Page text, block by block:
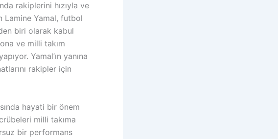
rakiplerini hızıyla ve
Lamine Yamal, futbol
biri olarak kabul
ve milli takım
Yamal’ın yanına
rakipler için
hayati bir önem
milli takıma
bir performans